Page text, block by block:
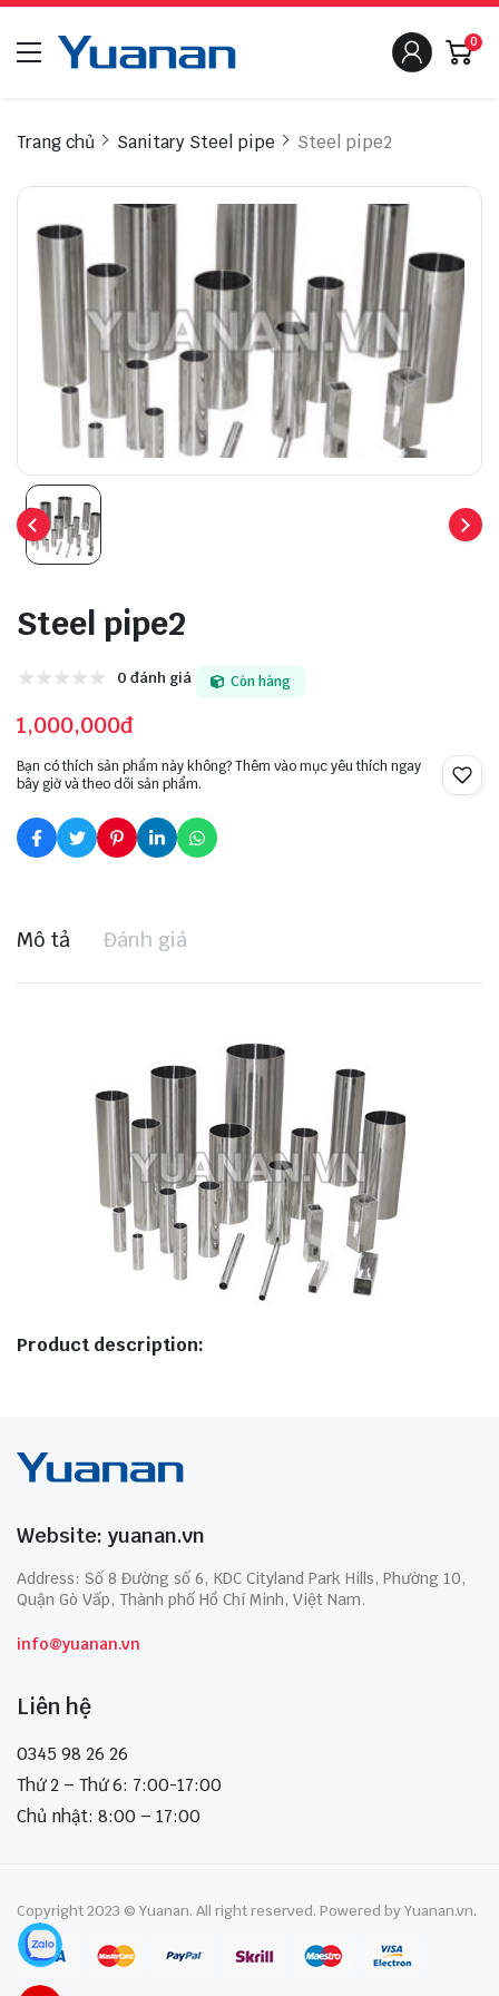
0
Trang chủ Sanitary Steel pipe Steel pipe2
Steel pipe2
0 đánh giá Còn hàng
1,000,000đ
Bạn có thích sản phẩm này không? Thêm vào mục yêu thích ngay
bây giờ và theo dõi sản phẩm.
Mô tả Đánh giá
Product description:
Website: yuanan.vn
Address: Số 8 Đường số 6, KDC Cityland Park Hills, Phường 10,
Quận Gò Vấp, Thành phố Hồ Chí Minh, Việt Nam.
info@yuanan.vn
Liên hệ
0345 98 26 26
Thứ 2 – Thứ 6: 7:00-17:00
Chủ nhật: 8:00 – 17:00
Copyright 2023 © Yuanan. All right reserved. Powered by Yuanan.vn.